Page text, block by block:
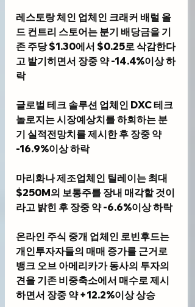
레스토랑 체인 업체인 크래커 배럴 올
드 컨트리 스토어는 분기 배당금을 기
존 주당 $1.30에서 $0.25로 삭감한다
고 발기히면서 장중 약 -14.4%이상 하
락
글로벌 테크 솔루션 업체인 DXC 테크
놀로지는 시장예상치를 하회하는 분
기 실적전망치를 제시한 후 장중 약
-16.9%이상 하락
마리화나 제조업체인 틸레이는 최대
$250M의 보통주를 장내 매각할 것이
라고 밝힌 후 장중 약 -6.6%이상 하락
온라인 주식 중개 업체인 로빈후드는
개인투자자들의 매매 증가를 근거로
뱅크 오브 아메리카가 동사의 투자의
견을 기존 비중축소에서 매수로 제시
하면서 장중 약 +12.2%이상 상승